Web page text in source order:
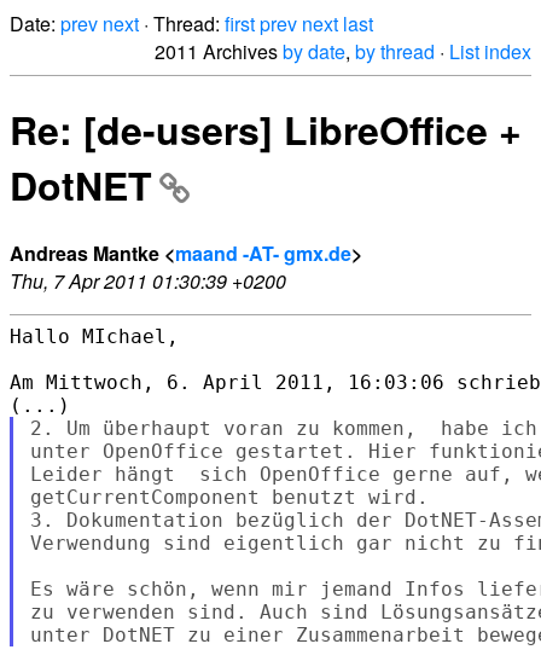
Date: prev next · Thread: firstprev next last
2011 Archivesby date, by thread · List index
Re: [de-users] LibreOffice +
DotNET
Andreas Mantke <maand -AT- gmx.de>
Thu, 7 Apr 2011 01:30:39 +0200
Hallo MIchael,
Am Mittwoch, 6. April 2011, 16:03:06
2. Um überhaupt voran zu kommen,  habe
unter OpenOffice gestartet. Hier
Leider hängt  sich OpenOffice gerne auf,
getCurrentComponent benutzt wird.
3. Dokumentation bezüglich der DotNET-
Verwendung sind eigentlich gar nicht zu
Es wäre schön, wenn mir jemand Infos
zu verwenden sind. Auch sind